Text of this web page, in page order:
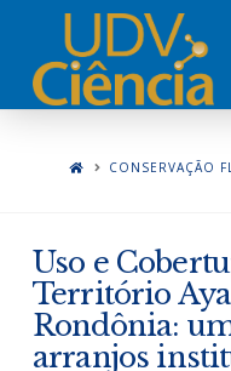
CONSERVAÇÃO
Uso e
Território
Rondônia:
arranjos